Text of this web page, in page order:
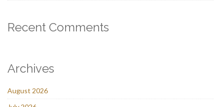
Recent Comments
Archives
August 2026